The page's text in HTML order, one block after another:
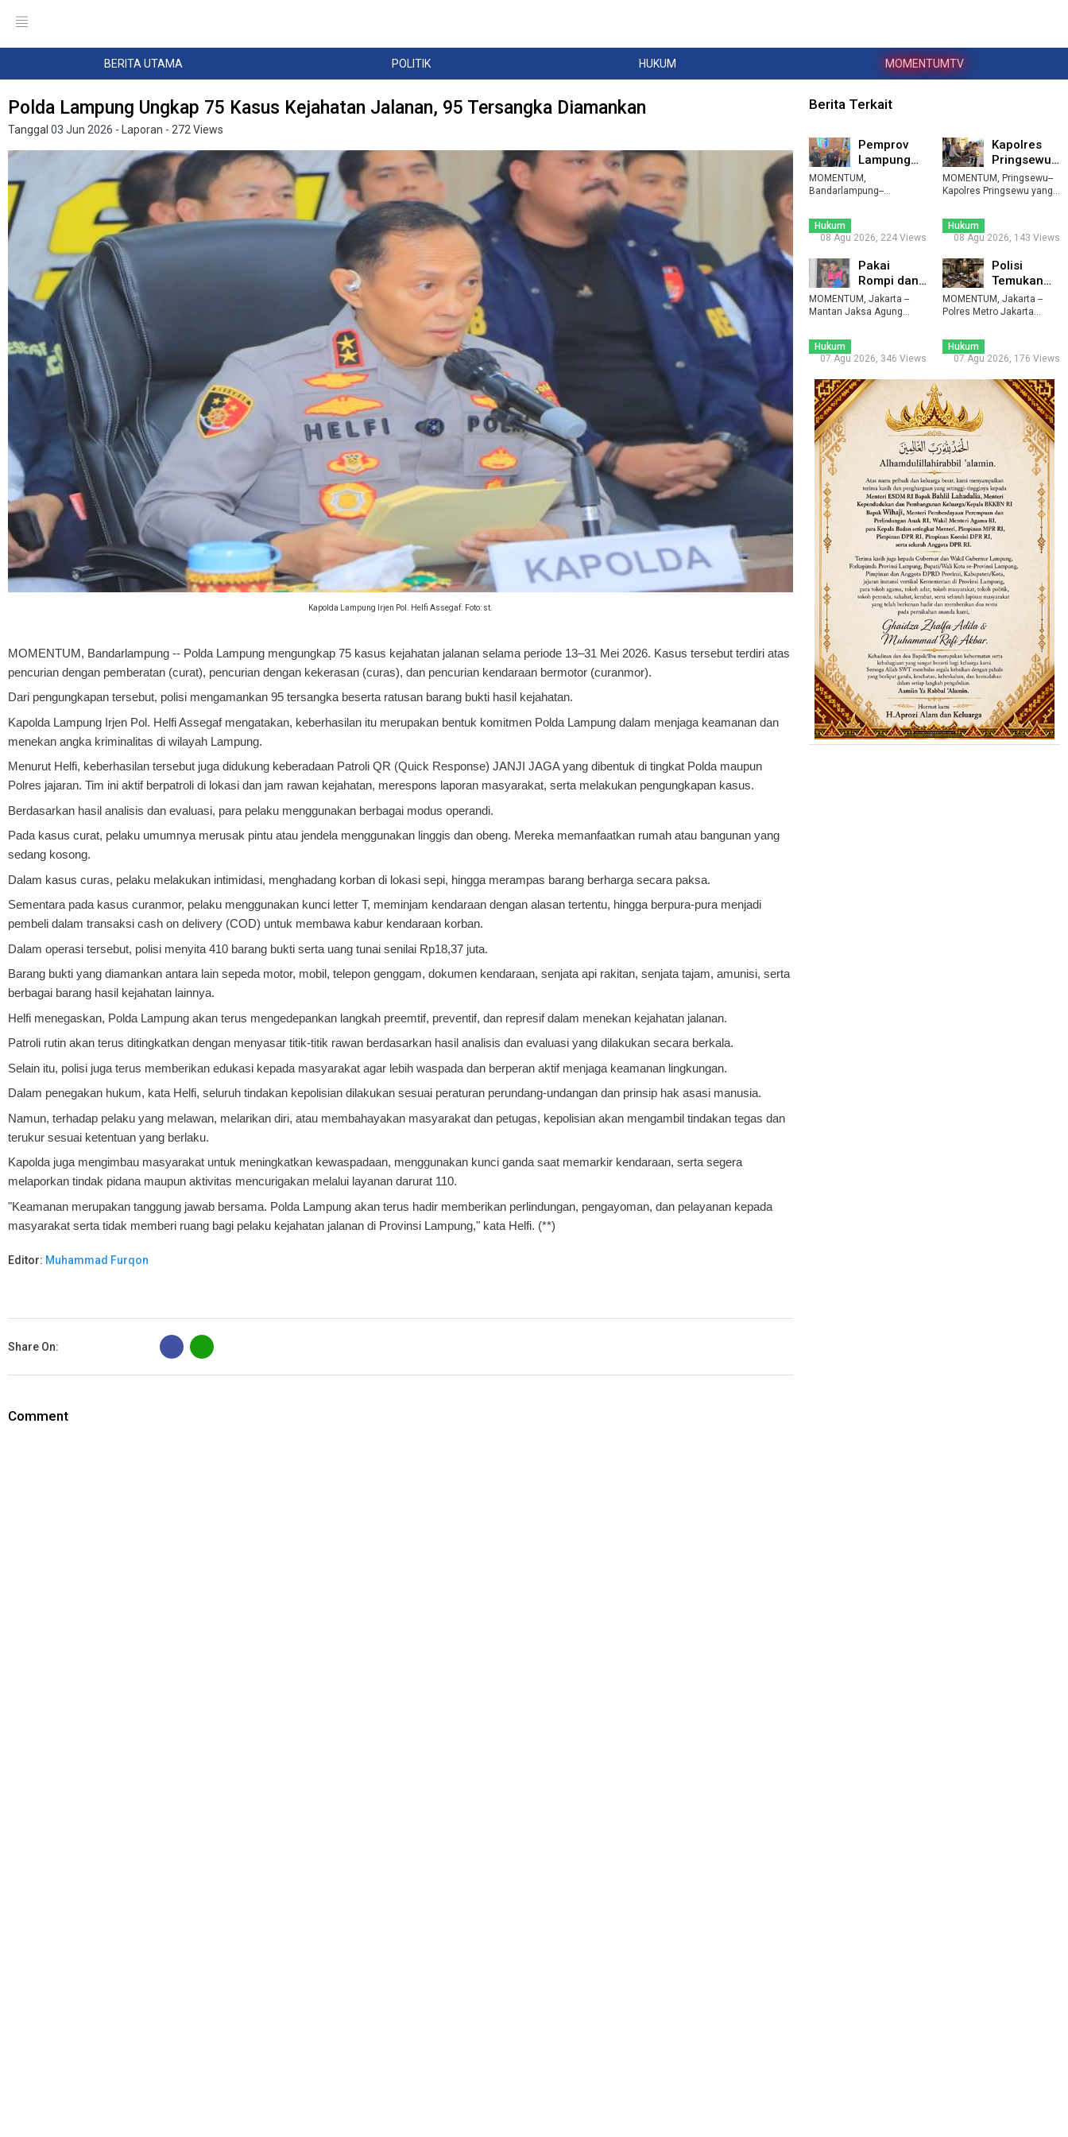
BERITA UTAMA POLITIK HUKUM MOMENTUMTV
Polda Lampung Ungkap 75 Kasus Kejahatan Jalanan, 95 Tersangka Diamankan
Tanggal 03 Jun 2026 - Laporan - 272 Views
Kapolda Lampung Irjen Pol. Helfi Assegaf. Foto: st.
MOMENTUM, Bandarlampung -- Polda Lampung mengungkap 75 kasus kejahatan jalanan selama periode 13–31 Mei 2026. Kasus tersebut terdiri atas
pencurian dengan pemberatan (curat), pencurian dengan kekerasan (curas), dan pencurian kendaraan bermotor (curanmor).
Dari pengungkapan tersebut, polisi mengamankan 95 tersangka beserta ratusan barang bukti hasil kejahatan.
Kapolda Lampung Irjen Pol. Helfi Assegaf mengatakan, keberhasilan itu merupakan bentuk komitmen Polda Lampung dalam menjaga keamanan dan
menekan angka kriminalitas di wilayah Lampung.
Menurut Helfi, keberhasilan tersebut juga didukung keberadaan Patroli QR (Quick Response) JANJI JAGA yang dibentuk di tingkat Polda maupun
Polres jajaran. Tim ini aktif berpatroli di lokasi dan jam rawan kejahatan, merespons laporan masyarakat, serta melakukan pengungkapan kasus.
Berdasarkan hasil analisis dan evaluasi, para pelaku menggunakan berbagai modus operandi.
Pada kasus curat, pelaku umumnya merusak pintu atau jendela menggunakan linggis dan obeng. Mereka memanfaatkan rumah atau bangunan yang
sedang kosong.
Dalam kasus curas, pelaku melakukan intimidasi, menghadang korban di lokasi sepi, hingga merampas barang berharga secara paksa.
Sementara pada kasus curanmor, pelaku menggunakan kunci letter T, meminjam kendaraan dengan alasan tertentu, hingga berpura-pura menjadi
pembeli dalam transaksi cash on delivery (COD) untuk membawa kabur kendaraan korban.
Dalam operasi tersebut, polisi menyita 410 barang bukti serta uang tunai senilai Rp18,37 juta.
Barang bukti yang diamankan antara lain sepeda motor, mobil, telepon genggam, dokumen kendaraan, senjata api rakitan, senjata tajam, amunisi, serta
berbagai barang hasil kejahatan lainnya.
Helfi menegaskan, Polda Lampung akan terus mengedepankan langkah preemtif, preventif, dan represif dalam menekan kejahatan jalanan.
Patroli rutin akan terus ditingkatkan dengan menyasar titik-titik rawan berdasarkan hasil analisis dan evaluasi yang dilakukan secara berkala.
Selain itu, polisi juga terus memberikan edukasi kepada masyarakat agar lebih waspada dan berperan aktif menjaga keamanan lingkungan.
Dalam penegakan hukum, kata Helfi, seluruh tindakan kepolisian dilakukan sesuai peraturan perundang-undangan dan prinsip hak asasi manusia.
Namun, terhadap pelaku yang melawan, melarikan diri, atau membahayakan masyarakat dan petugas, kepolisian akan mengambil tindakan tegas dan
terukur sesuai ketentuan yang berlaku.
Kapolda juga mengimbau masyarakat untuk meningkatkan kewaspadaan, menggunakan kunci ganda saat memarkir kendaraan, serta segera
melaporkan tindak pidana maupun aktivitas mencurigakan melalui layanan darurat 110.
"Keamanan merupakan tanggung jawab bersama. Polda Lampung akan terus hadir memberikan perlindungan, pengayoman, dan pelayanan kepada
masyarakat serta tidak memberi ruang bagi pelaku kejahatan jalanan di Provinsi Lampung," kata Helfi. (**)
Editor: Muhammad Furqon
Share On:
B
Comment
Berita Terkait
Pemprov
Lampung
Bantah
Sekdaprov
MOMENTUM,
Bandarlampung--
Hukum
08 Agu 2026, 224 Views
Kapolres
Pringsewu
Cek Senjata
Api
MOMENTUM, Pringsewu--
Kapolres Pringsewu yang
Hukum
08 Agu 2026, 143 Views
Pakai
Rompi dan
Diborgol,
Febrie
MOMENTUM, Jakarta --
Mantan Jaksa Agung
Hukum
07 Agu 2026, 346 Views
Polisi
Temukan
995 Pucuk
Airsoft Gun
MOMENTUM, Jakarta --
Polres Metro Jakarta
Hukum
07 Agu 2026, 176 Views